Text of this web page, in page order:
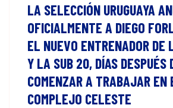
LA SELECCIÓN URUGUAYA
OFICIALMENTE A DIEGO
EL NUEVO ENTRENADOR DE
Y LA SUB 20, DÍAS DESPUÉS
COMENZAR A TRABAJAR EN
COMPLEJO CELESTE